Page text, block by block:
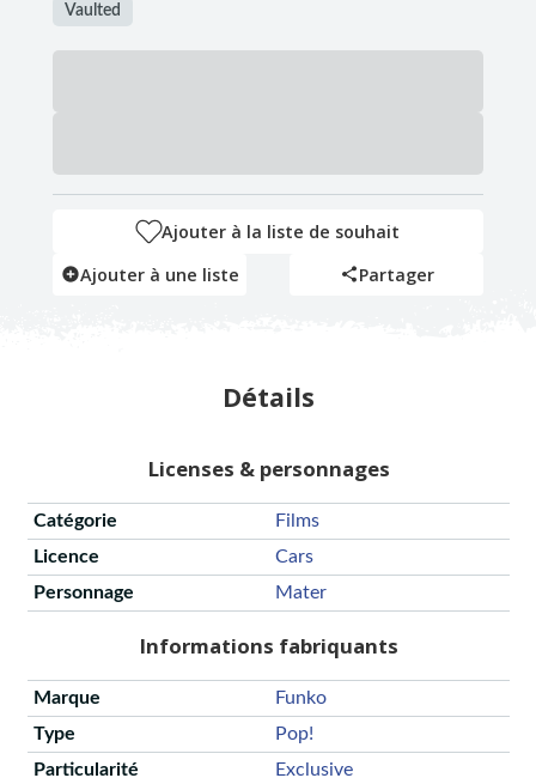
Vaulted
Ajouter à la liste de souhait
Ajouter à une liste
Partager
Détails
Licenses & personnages
Catégorie
Films
Licence
Cars
Personnage
Mater
Informations fabriquants
Marque
Funko
Type
Pop!
Particularité
Exclusive